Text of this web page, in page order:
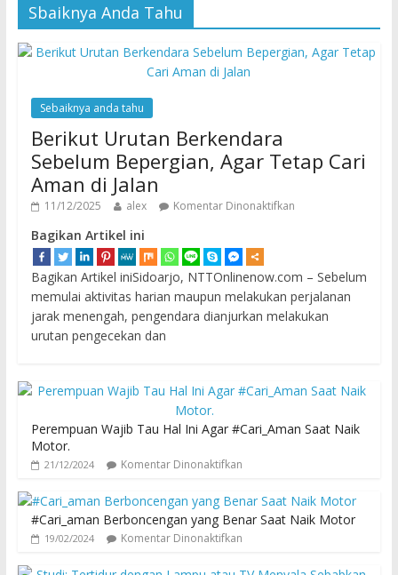
Sbaiknya Anda Tahu
Sebaiknya anda tahu
Berikut Urutan Berkendara
Sebelum Bepergian, Agar Tetap Cari
Aman di Jalan
11/12/2025 alex Komentar Dinonaktifkan
Bagikan Artikel ini
Bagikan Artikel iniSidoarjo, NTTOnlinenow.com – Sebelum
memulai aktivitas harian maupun melakukan perjalanan
jarak menengah, pengendara dianjurkan melakukan
urutan pengecekan dan
Perempuan Wajib Tau Hal Ini Agar #Cari_Aman Saat Naik
Motor.
21/12/2024 Komentar Dinonaktifkan
#Cari_aman Berboncengan yang Benar Saat Naik Motor
19/02/2024 Komentar Dinonaktifkan